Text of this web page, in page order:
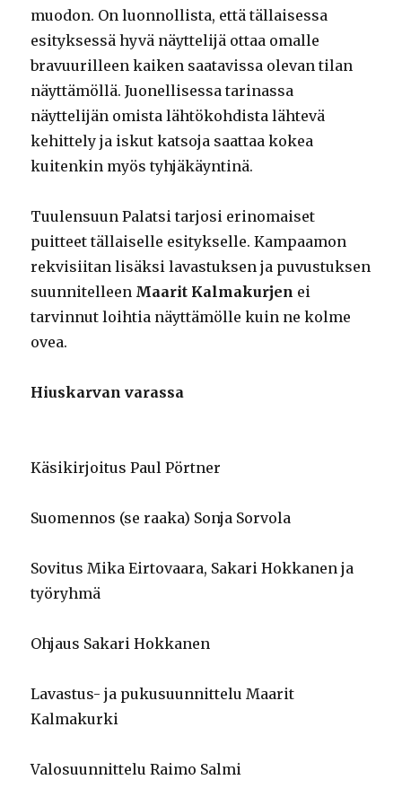
muodon. On luonnollista, että tällaisessa
esityksessä hyvä näyttelijä ottaa omalle
bravuurilleen kaiken saatavissa olevan tilan
näyttämöllä. Juonellisessa tarinassa
näyttelijän omista lähtökohdista lähtevä
kehittely ja iskut katsoja saattaa kokea
kuitenkin myös tyhjäkäyntinä.
Tuulensuun Palatsi tarjosi erinomaiset
puitteet tällaiselle esitykselle. Kampaamon
rekvisiitan lisäksi lavastuksen ja puvustuksen
suunnitelleen Maarit Kalmakurjen ei
tarvinnut loihtia näyttämölle kuin ne kolme
ovea.
Hiuskarvan varassa
Käsikirjoitus Paul Pörtner
Suomennos (se raaka) Sonja Sorvola
Sovitus Mika Eirtovaara, Sakari Hokkanen ja
työryhmä
Ohjaus Sakari Hokkanen
Lavastus- ja pukusuunnittelu Maarit
Kalmakurki
Valosuunnittelu Raimo Salmi